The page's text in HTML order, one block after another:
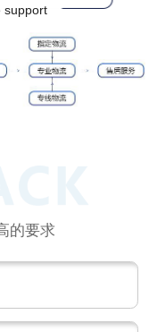
support
的要求